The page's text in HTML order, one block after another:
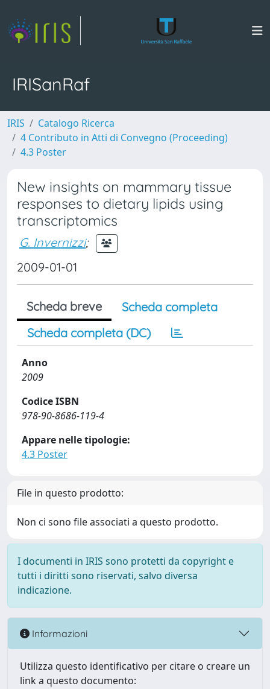
IRISanRaf
IRIS
Catalogo Ricerca
4 Contributo in Atti di Convegno (Proceeding)
4.3 Poster
New insights on mammary tissue
responses to dietary lipids using
transcriptomics
G. Invernizzi;
2009-01-01
Scheda breve
Scheda completa
Scheda completa (DC)
Anno
2009
Codice ISBN
978-90-8686-119-4
Appare nelle tipologie:
4.3 Poster
File in questo prodotto:
Non ci sono file associati a questo prodotto.
I documenti in IRIS sono protetti da copyright e
tutti i diritti sono riservati, salvo diversa
indicazione.
Informazioni
Utilizza questo identificativo per citare o creare un
link a questo documento: